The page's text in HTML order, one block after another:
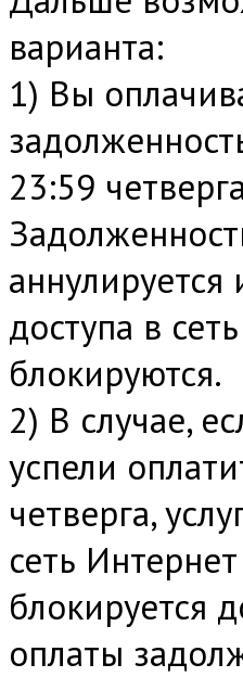
варианта:
1) Вы
23:59
аннулируется
доступа в
блокируются.
2) В случае,
успели
четверга,
сеть
блокируется
оплаты